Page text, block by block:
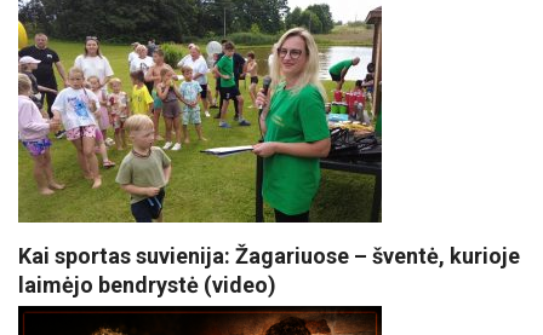
Kai sportas suvienija: Žagariuose – šventė, kurioje
laimėjo bendrystė (video)